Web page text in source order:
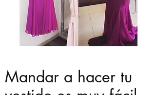
Mandar a hacer tu